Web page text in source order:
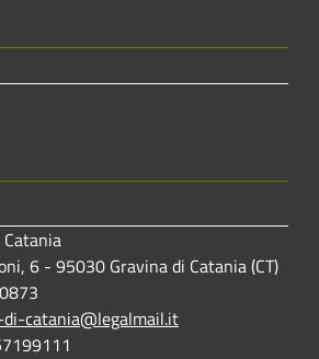
6 - 95030 Gravina di Catania (CT)
catania@legalmail.it